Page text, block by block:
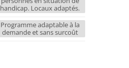
handicap. Locaux adaptés.
Programme adaptable à la
demande et sans surcoût